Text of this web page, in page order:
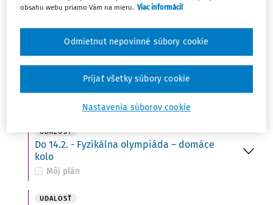
UDALOSŤ
Geografická olympiáda – školské kolo
UDALOSŤ
Do 14.2. - Fyzikálna olympiáda – domáce
kolo
Môj plán
UDALOSŤ
obsahu webu priamo Vám na mieru. Viac informácií
Nastavenia súborov cookie
Odmietnut nepovinné súbory cookie
Prijať všetky súbory cookie